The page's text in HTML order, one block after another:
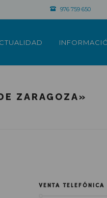
976 759 650
ZARAGOZA»
VENTA TELEFÓNICA